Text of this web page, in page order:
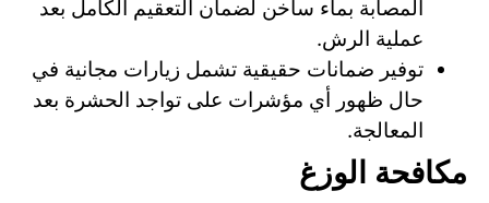
المصابة بماء ساخن لضمان التعقيم الكامل بعد
عملية الرش.
توفير ضمانات حقيقية تشمل زيارات مجانية في
حال ظهور أي مؤشرات على تواجد الحشرة بعد
المعالجة.
مكافحة الوزغ